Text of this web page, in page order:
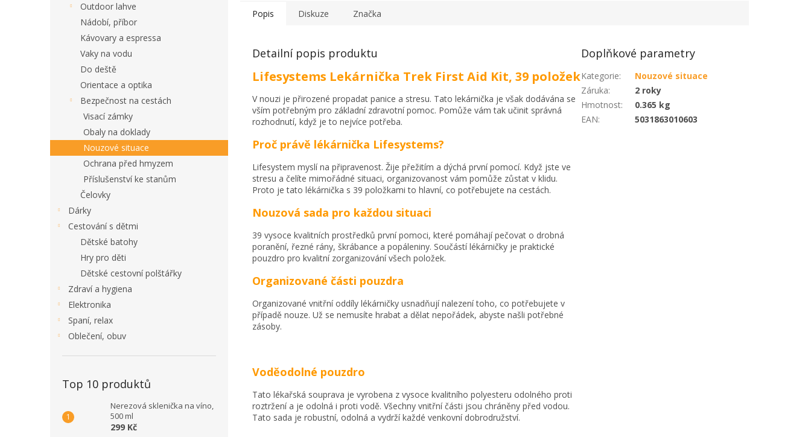
Outdoor lahve
Nádobí, příbor
Kávovary a espressa
Vaky na vodu
Do deště
Orientace a optika
Bezpečnost na cestách
Visací zámky
Obaly na doklady
Nouzové situace
Ochrana před hmyzem
Příslušenství ke stanům
Čelovky
Dárky
Cestování s dětmi
Dětské batohy
Hry pro děti
Dětské cestovní polštářky
Zdraví a hygiena
Elektronika
Spaní, relax
Oblečení, obuv
Top 10 produktů
Nerezová sklenička na víno,
500 ml
299 Kč
Popis Diskuze Značka
Detailní popis produktu
Lifesystems Lekárnička Trek First Aid Kit, 39 položek
V nouzi je přirozené propadat panice a stresu. Tato lekárnička je však dodávána se
vším potřebným pro základní zdravotní pomoc. Pomůže vám tak učinit správná
rozhodnutí, když je to nejvíce potřeba.
Proč právě lékárnička Lifesystems?
Lifesystem myslí na připravenost. Žije přežitím a dýchá první pomocí. Když jste ve
stresu a čelíte mimořádné situaci, organizovanost vám pomůže zůstat v klidu.
Proto je tato lékárnička s 39 položkami to hlavní, co potřebujete na cestách.
Nouzová sada pro každou situaci
39 vysoce kvalitních prostředků první pomoci, které pomáhají pečovat o drobná
poranění, řezné rány, škrábance a popáleniny. Součástí lékárničky je praktické
pouzdro pro kvalitní zorganizování všech položek.
Organizované části pouzdra
Organizované vnitřní oddíly lékárničky usnadňují nalezení toho, co potřebujete v
případě nouze. Už se nemusíte hrabat a dělat nepořádek, abyste našli potřebné
zásoby.
Voděodolné pouzdro
Tato lékařská souprava je vyrobena z vysoce kvalitního polyesteru odolného proti
roztržení a je odolná i proti vodě. Všechny vnitřní části jsou chráněny před vodou.
Tato sada je robustní, odolná a vydrží každé venkovní dobrodružství.
Doplňkové parametry
Kategorie:
Nouzové situace
Záruka:
2 roky
Hmotnost:
0.365 kg
EAN: 5031863010603